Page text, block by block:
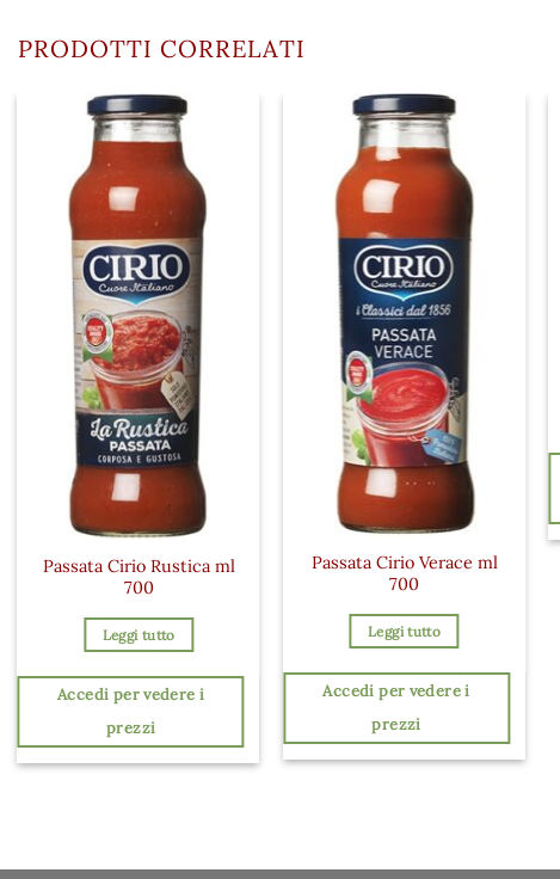
PRODOTTI CORRELATI
Passata Cirio Rustica ml
700
Leggi tutto
Accedi per vedere i
prezzi
Passata Cirio Verace ml
700
Leggi tutto
Accedi per vedere i
prezzi